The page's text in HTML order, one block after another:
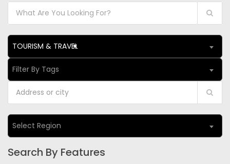
×
TOURISM & TRAVEL
Filter By Tags
Select Region
Search By Features